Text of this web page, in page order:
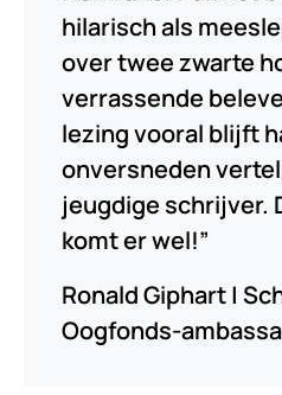
hilarisch als
over twee zwarte
verrassende
lezing vooral blijft
onversneden
jeugdige schrijver.
komt er wel!”
Ronald Giphart |
Oogfonds-